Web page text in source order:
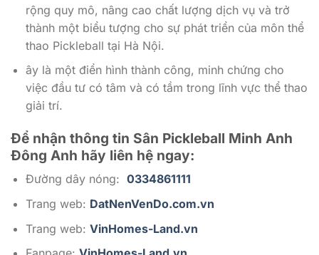
rộng quy mô, nâng cao chất lượng dịch vụ và trở
thành một biểu tượng cho sự phát triển của môn thể
thao Pickleball tại Hà Nội.
ây là một điển hình thành công, minh chứng cho
việc đầu tư có tâm và có tầm trong lĩnh vực thể thao
giải trí.
Để nhận thông tin Sân Pickleball Minh Anh
Đông Anh hãy liên hệ ngay:
Đường dây nóng: 0334861111
Trang web: DatNenVenDo.com.vn
Trang web: VinHomes-Land.vn